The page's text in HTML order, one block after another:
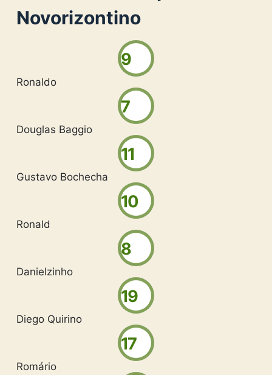
Novorizontino
9
Ronaldo
7
Douglas Baggio
11
Gustavo Bochecha
10
Ronald
8
Danielzinho
19
Diego Quirino
17
Romário